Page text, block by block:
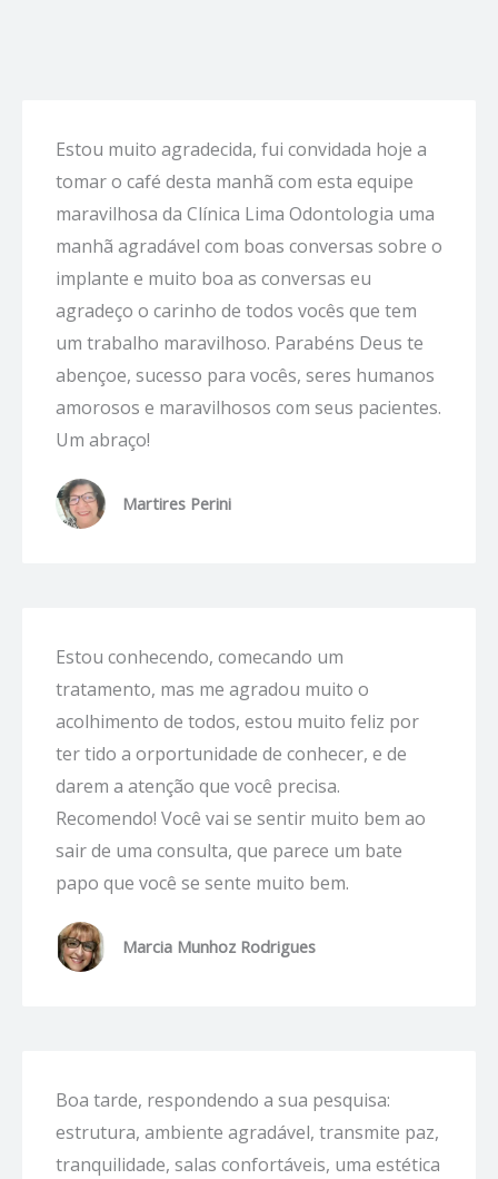
Estou muito agradecida, fui convidada hoje a
tomar o café desta manhã com esta equipe
maravilhosa da Clínica Lima Odontologia uma
manhã agradável com boas conversas sobre o
implante e muito boa as conversas eu
agradeço o carinho de todos vocês que tem
um trabalho maravilhoso. Parabéns Deus te
abençoe, sucesso para vocês, seres humanos
amorosos e maravilhosos com seus pacientes.
Um abraço!
Martires Perini
Estou conhecendo, comecando um
tratamento, mas me agradou muito o
acolhimento de todos, estou muito feliz por
ter tido a orportunidade de conhecer, e de
darem a atenção que você precisa.
Recomendo! Você vai se sentir muito bem ao
sair de uma consulta, que parece um bate
papo que você se sente muito bem.
Marcia Munhoz Rodrigues
Boa tarde, respondendo a sua pesquisa:
estrutura, ambiente agradável, transmite paz,
tranquilidade, salas confortáveis, uma estética